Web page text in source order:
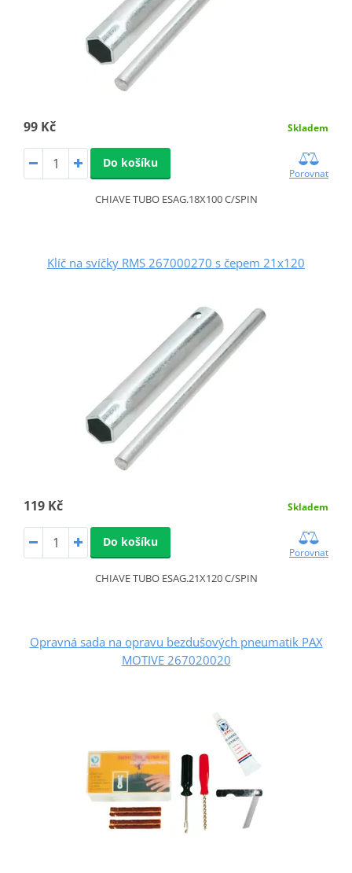
99 Kč Skladem
Do košíku
Porovnat
CHIAVE TUBO ESAG.18X100 C/SPIN
Klíč na svíčky RMS 267000270 s čepem 21x120
119 Kč Skladem
Do košíku
Porovnat
CHIAVE TUBO ESAG.21X120 C/SPIN
Opravná sada na opravu bezdušových pneumatik PAX
MOTIVE 267020020